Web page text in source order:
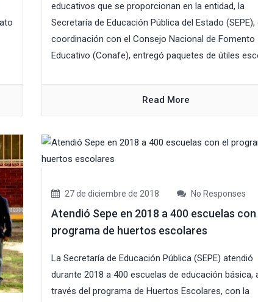
educativos que se proporcionan en la entidad, la
Secretaría de Educación Pública del Estado (SEPE),
coordinación con el Consejo Nacional de Fomento
Educativo (Conafe), entregó paquetes de útiles
Read More
27 de diciembre de 2018 No Responses
Atendió Sepe en 2018 a 400 escuelas con
programa de huertos escolares
La Secretaría de Educación Pública (SEPE) atendió
durante 2018 a 400 escuelas de educación básica,
través del programa de Huertos Escolares, con la